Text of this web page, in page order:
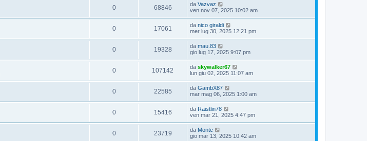
0 68846 da Vazvaz
ven nov 07, 2025 10:02 am
0 17061 da nico giraldi
mer lug 30, 2025 12:21 pm
0 19328 da mau.83
gio lug 17, 2025 9:07 pm
0 107142 da skywalker67
lun giu 02, 2025 11:07 am
0 22585 da GambX87
mar mag 06, 2025 1:00 am
0 15416 da Raistlin78
ven mar 21, 2025 4:47 pm
0 23719 da Monte
gio mar 13, 2025 10:42 am